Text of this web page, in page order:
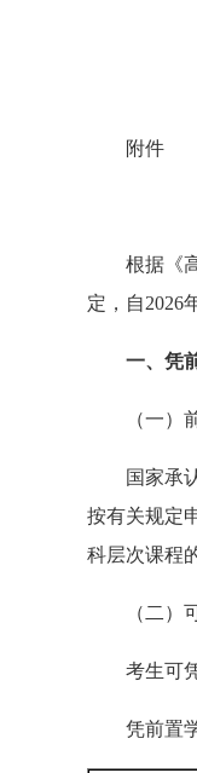
附件
根据《
定，自2026
一、凭
（一）
国家承
按有关规定
科层次课程
（二）
考生可
凭前置